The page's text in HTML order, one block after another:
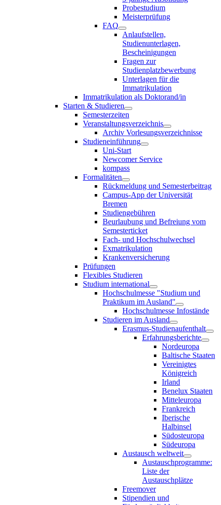
Probestudium
Meisterprüfung
FAQ
Anlaufstellen,
Studienunterlagen,
Bescheinigungen
Fragen zur
Studienplatzbewerbung
Unterlagen für die
Immatrikulation
Immatrikulation als Doktorand/in
Starten & Studieren
Semesterzeiten
Veranstaltungsverzeichnis
Archiv Vorlesungsverzeichnisse
Studieneinführung
Uni-Start
Newcomer Service
kompass
Formalitäten
Rückmeldung und Semesterbeitrag
Campus-App der Universität
Bremen
Studiengebühren
Beurlaubung und Befreiung vom
Semesterticket
Fach- und Hochschulwechsel
Exmatrikulation
Krankenversicherung
Prüfungen
Flexibles Studieren
Studium international
Hochschulmesse "Studium und
Praktikum im Ausland"
Hochschulmesse Infostände
Studieren im Ausland
Erasmus-Studienaufenthalt
Erfahrungsberichte
Nordeuropa
Baltische Staaten
Vereinigtes
Königreich
Irland
Benelux Staaten
Mitteleuropa
Frankreich
Iberische
Halbinsel
Südosteuropa
Südeuropa
Austausch weltweit
Austauschprogramme:
Liste der
Austauschplätze
Freemover
Stipendien und